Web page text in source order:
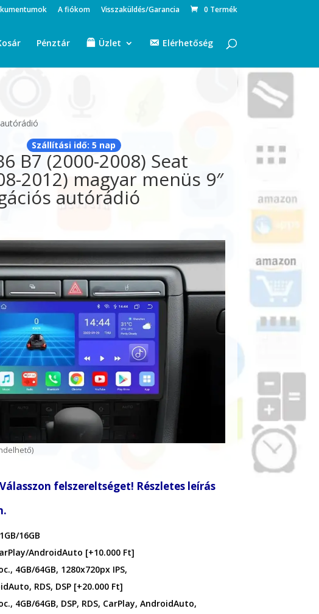
A fiókom Visszaküldés/Garancia 0 Termék
Pénztár Üzlet Elérhetőség
Szállítási idő: 5 nap
B7 (2000-2008) Seat
2012) magyar menüs 9″
autórádió
Válasszon felszereltséget! Részletes leírás
16GB
AndroidAuto [+10.000 Ft]
4GB/64GB, 1280x720px IPS,
RDS, DSP [+20.000 Ft]
4GB/64GB, DSP, RDS, CarPlay, AndroidAuto,